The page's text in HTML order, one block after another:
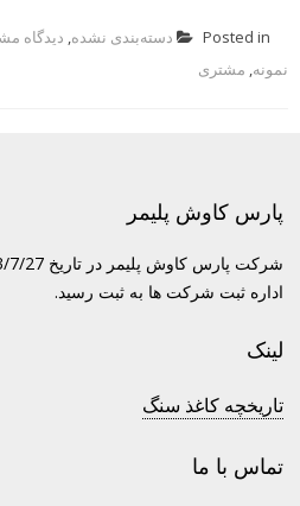
Posted in دسته‌بندی نشده, دیدگاه
نمونه, مشتری
پارس کاوش پلیمر
اداره ثبت شرکت ها به ثبت رسید.
لینک
تاریخچه کاغذ سنگ
تماس با ما